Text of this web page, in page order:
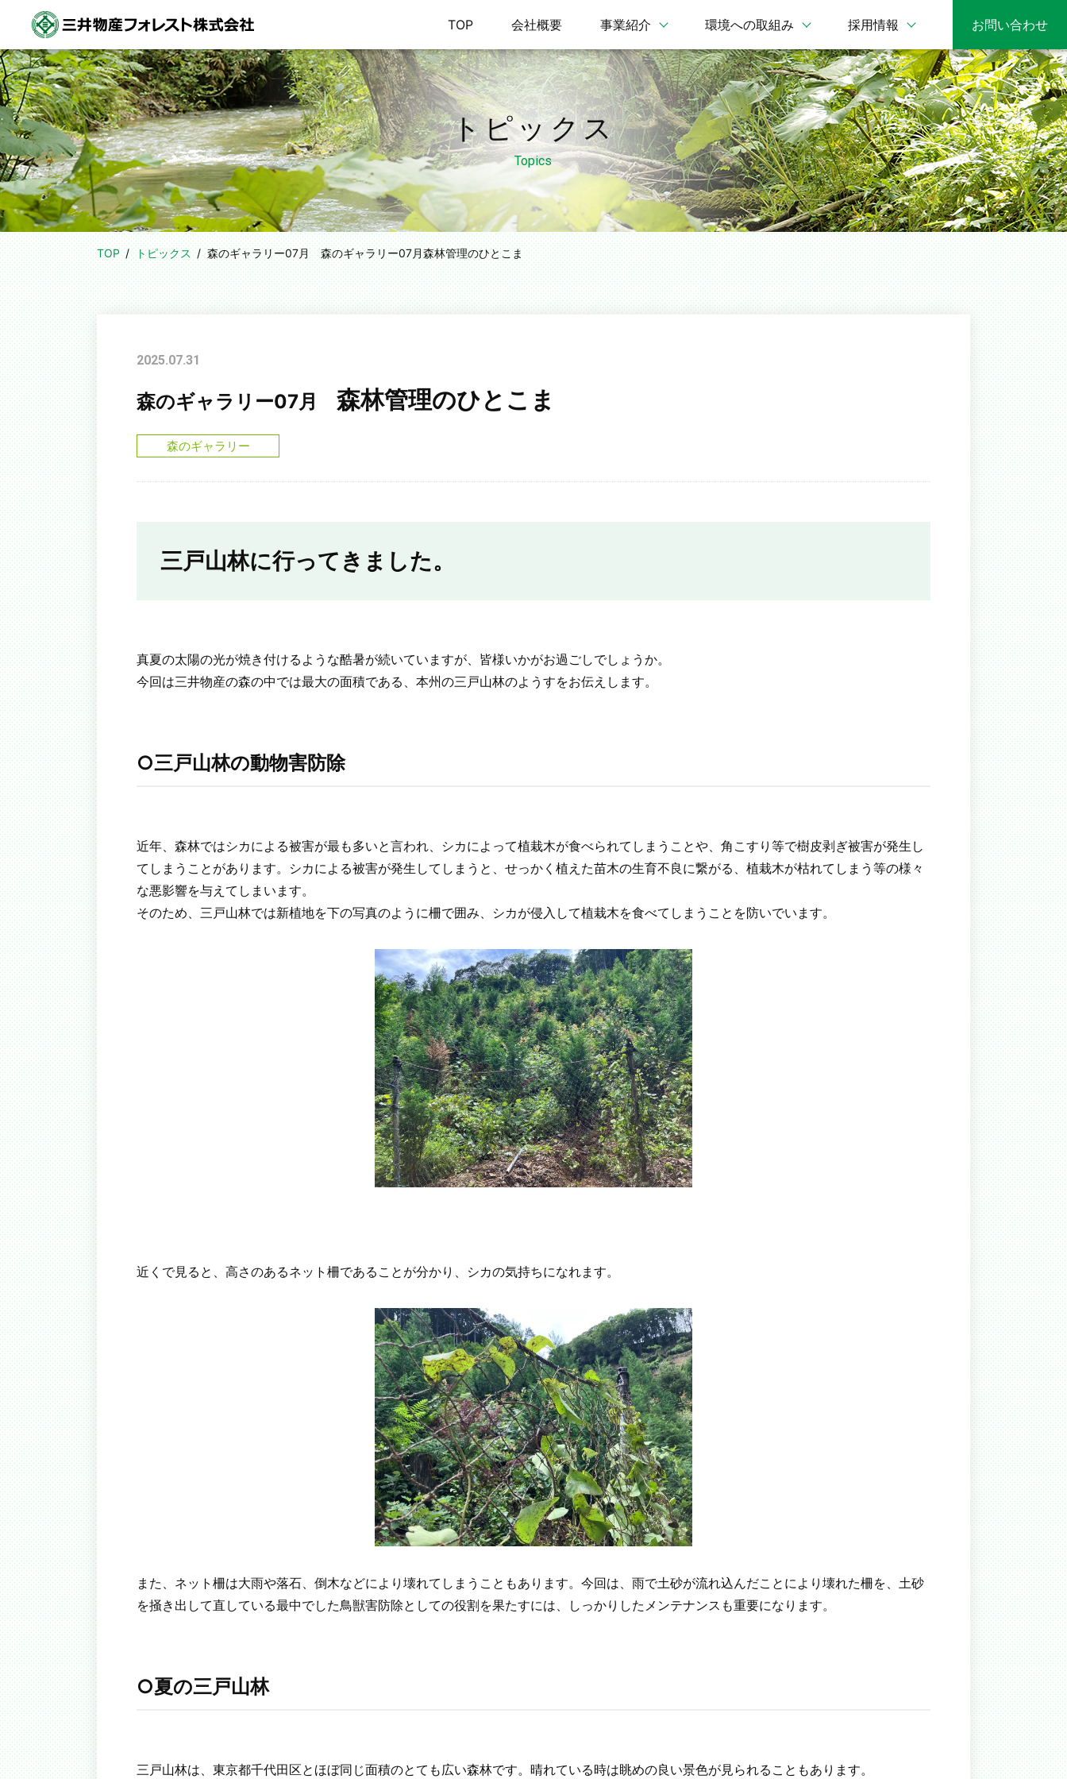
TOP 会社概要 事業紹介 環境への取組み 採用情報 お問い合わせ
トピックス
Topics
TOP トピックス 森のギャラリー07月森のギャラリー07月森林管理のひとこま
2025.07.31
森のギャラリー07月 森林管理のひとこま
森のギャラリー
三戸山林に行ってきました。
真夏の太陽の光が焼き付けるような酷暑が続いていますが、皆様いかがお過ごしでしょうか。
今回は三井物産の森の中では最大の面積である、本州の三戸山林のようすをお伝えします。
○三戸山林の動物害防除
近年、森林ではシカによる被害が最も多いと言われ、シカによって植栽木が食べられてしまうことや、角こすり等で樹皮剥ぎ被害が発生し
てしまうことがあります。シカによる被害が発生してしまうと、せっかく植えた苗木の生育不良に繋がる、植栽木が枯れてしまう等の様々
な悪影響を与えてしまいます。
そのため、三戸山林では新植地を下の写真のように柵で囲み、シカが侵入して植栽木を食べてしまうことを防いでいます。
近くで見ると、高さのあるネット柵であることが分かり、シカの気持ちになれます。
また、ネット柵は大雨や落石、倒木などにより壊れてしまうこともあります。今回は、雨で土砂が流れ込んだことにより壊れた柵を、土砂
を掻き出して直している最中でした鳥獣害防除としての役割を果たすには、しっかりしたメンテナンスも重要になります。
○夏の三戸山林
三戸山林は、東京都千代田区とほぼ同じ面積のとても広い森林です。晴れている時は眺めの良い景色が見られることもあります。